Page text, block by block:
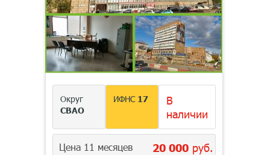
Округ
СВАО
ИФНС 17
В
наличии
Цена 11 месяцев 20 000руб.